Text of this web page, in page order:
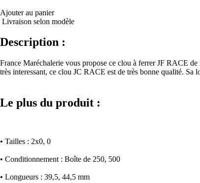
Ajouter au panier
Livraison selon modèle
Description :
France Maréchalerie vous propose ce clou à ferrer JF RACE
très interessant, ce clou JC RACE est de très bonne qualité. Sa
Le plus du produit :
• Tailles : 2x0, 0
• Conditionnement : Boîte de 250, 500
• Longueurs : 39,5, 44,5 mm